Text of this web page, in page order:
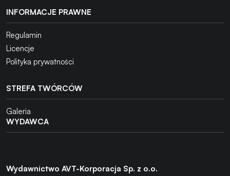
INFORMACJE PRAWNE
Regulamin
Licencje
Polityka prywatności
STREFA TWÓRCÓW
Galeria
WYDAWCA
Wydawnictwo AVT-Korporacja Sp. z o.o.